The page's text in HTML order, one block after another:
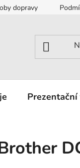
dopravy